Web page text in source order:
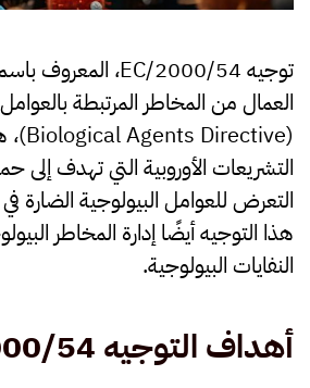
توجيه 2000/54 /EC ، المعروف
العمال من المخاطر المرتبطة
(Biological Agents Directive)
،
التشريعات الأوروبية التي تهدف إلى
التعرض للعوامل البيولوجية
هذا التوجيه أيضًا إدارة المخاطر
النفايات البيولوجية.
أهداف التوجيه 2000/54